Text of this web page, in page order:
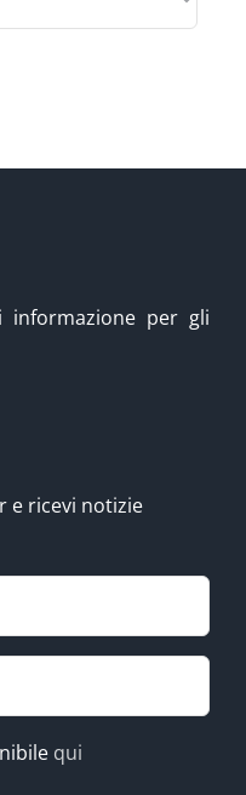
informazione per gli
e ricevi notizie
qui